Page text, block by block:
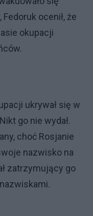
ocenił, że
okupacji
ukrywał się w
go nie wydał.
choć Rosjanie
nazwisko na
zatrzymujący go